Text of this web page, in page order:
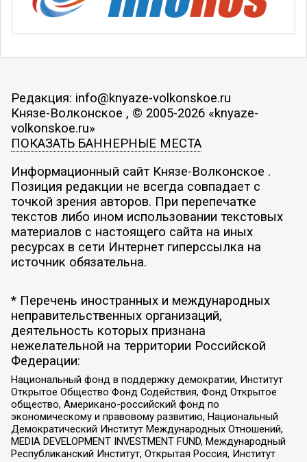
Редакция: info@knyaze-volkonskoe.ru
Князе-Волконское , © 2005-2026 «knyaze-
volkonskoe.ru»
ПОКАЗАТЬ БАННЕРНЫЕ МЕСТА
Информационный сайт Князе-Волконское .
Позиция редакции не всегда совпадает с
точкой зрения авторов. При перепечатке
текстов либо ином использовании текстовых
материалов с настоящего сайта на иных
ресурсах в сети Интернет гиперссылка на
источник обязательна.
* Перечень иностранных и международных
неправительственных организаций,
деятельность которых признана
нежелательной на территории Российской
Федерации:
Национальный фонд в поддержку демократии, Институт
Открытое Общество Фонд Содействия, Фонд Открытое
общество, Американо-российский фонд по
экономическому и правовому развитию, Национальный
Демократический Институт Международных Отношений,
MEDIA DEVELOPMENT INVESTMENT FUND, Международный
Республиканский Институт, Открытая Россия, Институт